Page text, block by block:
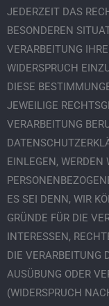
JEDERZEIT DAS
BESONDEREN
VERARBEITUNG
WIDERSPRUCH
DIESE
JEWEILIGE
VERARBEITUNG
EINLEGEN, WERDEN
ES SEI DENN, WIR
GRÜNDE FÜR DIE
INTERESSEN,
DIE VERARBEITUNG
AUSÜBUNG ODER
(WIDERSPRUCH